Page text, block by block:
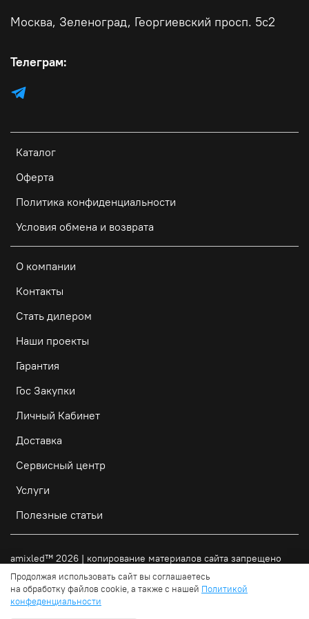
В корзину Получить КП
Каталог
Оферта
Политика конфиденциальности
Условия обмена и возврата
О компании
Контакты
Стать дилером
Наши проекты
Гарантия
Гос Закупки
Личный Кабинет
Доставка
Сервисный центр
Услуги
Полезные статьи
Москва, Зеленоград, Георгиевский просп. 5с2
Телеграм:
amixled™ 2026 | копирование материалов сайта запрещено
Продолжая использовать сайт вы соглашаетесь
на обработку файлов cookie, а также с нашей Политикой
конфеденциальности